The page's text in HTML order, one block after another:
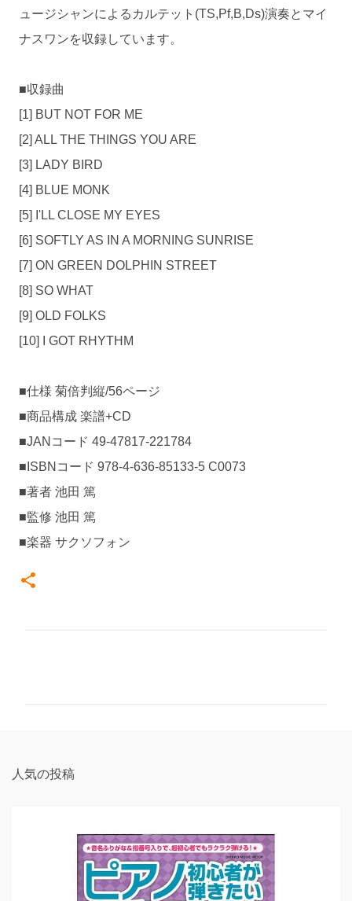
ュージシャンによるカルテット(TS,Pf,B,Ds)演奏とマイ
ナスワンを収録しています。
■収録曲
[1] BUT NOT FOR ME
[2] ALL THE THINGS YOU ARE
[3] LADY BIRD
[4] BLUE MONK
[5] I'LL CLOSE MY EYES
[6] SOFTLY AS IN A MORNING SUNRISE
[7] ON GREEN DOLPHIN STREET
[8] SO WHAT
[9] OLD FOLKS
[10] I GOT RHYTHM
■仕様 菊倍判縦/56ページ
■商品構成 楽譜+CD
■JANコード 49-47817-221784
■ISBNコード 978-4-636-85133-5 C0073
■著者 池田 篤
■監修 池田 篤
■楽器 サクソフォン
人気の投稿